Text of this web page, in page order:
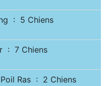
: 5 Chiens
: 7 Chiens
Poil Ras : 2 Chiens